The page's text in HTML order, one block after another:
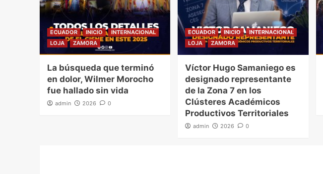
ECUADOR INICIO
INTERNACIONAL
LOJA
ZAMORA
La búsqueda que terminó
en dolor, Wilmer Morocho
fue hallado sin vida
admin 2026 0
ECUADOR INICIO
INTERNACIONAL
LOJA
ZAMORA
Víctor Hugo Samaniego es
designado representante
de la Zona 7 en los
Clústeres Académicos
Productivos Territoriales
admin 2026 0